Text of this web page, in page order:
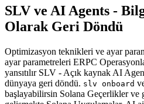
SLV ve AI Agents -
Olarak Geri Döndü
Optimizasyon teknikleri ve ayar
ayar parametreleri ERPC
yansıtılır SLV - Açık kaynak AI
dünyaya geri döndü. slv onboard
başlayabilirsin Solana Geçerlikler ve